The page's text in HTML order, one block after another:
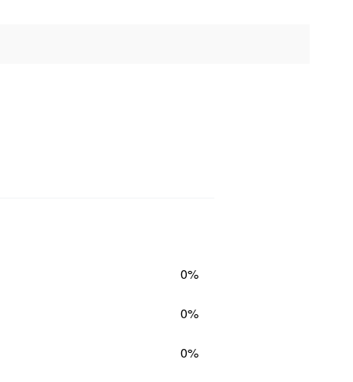
0%
0%
0%